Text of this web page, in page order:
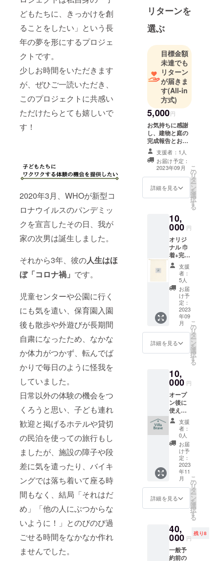
どもたちに、きっかけを創
ることをしたい」という長
年の夢を形にするプロジェ
クトです。
少しお時間をいただきます
が、ぜひご一読いただき、
このプロジェクトに共感い
ただけたらとても嬉しいで
す！
2020年3月、WHOが新型コ
ロナウイルスのパンデミッ
クを宣言したその日、我が
家の次男は誕生しました。
それから3年、彼の人生はほ
ぼ「コロナ禍」 です。
児童センターや公園に行く
にも気を遣い、保育園入園
後も散歩や外遊びが長期間
自粛になったため、なかな
か体力がつかず、転んでば
かりで毎日のように怪我を
していました。
日常以外の体験の機会をつ
くろうと思い、子ども連れ
歓迎と掲げるホテルや貸切
の民泊を使っての旅行もし
ましたが、施設の障子や段
差に気を遣ったり、バイキ
ングでは落ち着いて座る時
間もなく、結局「それはだ
め」「他の人にぶつからな
いように！」とのびのび過
ごせる時間をなかなか作れ
ませんでした。
も、日々の
時間に追わ
れてなかな
ずにいまし
た。
現在はス
タートアッ
プで勤務を
しつつ、あ
りがたいこ
とにたくさ
んの方のア
ドバイスや
助けをいた
だきなが
ら、夢の実
現に向けて
の準備を進
宿の工事は
順調に進
み、あとも
う少しで完
成です。
貸切型なの
で直接はお
顔が見えな
いものの、
子ども達が
て、思い出
を持ち帰っ
てくれる日
を心から楽
しみにして
います。
リターンを
選ぶ
目標金額
未達でも
リターン
が届きま
す(All-in
方式)
5,000円
お気持ちに感謝
し、建物と庭の
完成報告とお礼
のポストカード
をお送りしま
す。 建物の写真
のポストカード
です。
支援者：1人
お届け予定：
2023年09月
詳細を見る
こ
の
リ
タ
ー
ン
を
選
択
す
る
10,
000 円
オリジ
ナル 巾
着+完成
報告と
お礼の
ポスト
カード
をお送
りいた
しま
す。 子
どもの
着替え
を入れ
たりで
便利な
大きめ
サイズ
です。
【巾
着】 サ
イズ：
26×36c
m 素
材：
コット
支援
者：
5人
お届
け予
定：
2023
年09
月
詳細を見る
こ
の
リ
タ
ー
ン
を
選
択
す
る
10,
000 円
オープ
ン後に
使える
10,000
円分の
宿泊割
引の権
利で
す。 一
般のお
客様の
予約受
付開始
のタイ
ミング
能で
す。 ※
割引処
理のた
め、
支援
者：
0人
お届
け予
定：
2023
年11
月
詳細を見る
こ
の
リ
タ
ー
ン
を
選
択
す
る
40,
000 円
残り8
一般予
約前の